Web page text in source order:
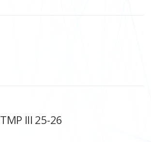
III 25-26